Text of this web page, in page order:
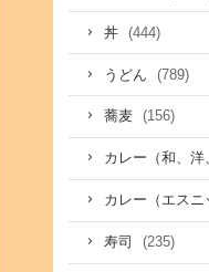
丼 (444)
うどん (789)
蕎麦 (156)
カレー（和、洋
カレー（エスニ
寿司 (235)